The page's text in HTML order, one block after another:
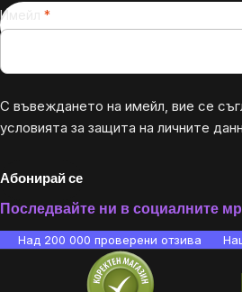
Имейл
С въвеждането на имейл, вие се
условията за защита на личните
Абонирай се
Последвайте ни в социалните
Над 200 000 проверени отзива